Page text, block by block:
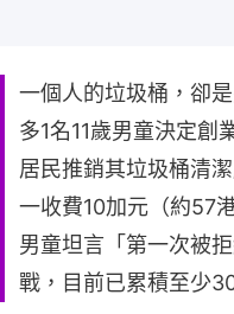
一個人的垃圾桶，卻
多1名11歲男童決定創
居民推銷其垃圾桶清
一收費10加元（約57
男童坦言「第一次被
戰，目前已累積至少